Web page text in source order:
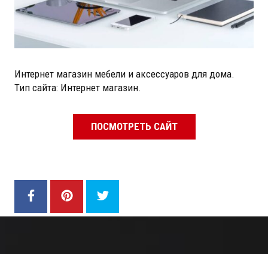
Интернет магазин мебели и аксессуаров для дома.
Тип сайта: Интернет магазин.
ПОСМОТРЕТЬ САЙТ